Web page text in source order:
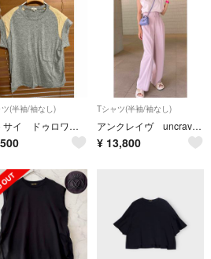
(半袖/袖なし)
scye サイ ドゥロワー購入 カットソー ティシャツ グレー ベージュ コンビ
Tシャツ(半袖/袖なし)
アンクレイヴ uncrave セット販売 ZARA heve obli pois
¥ 13,800